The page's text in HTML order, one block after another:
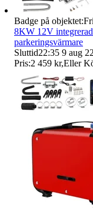
Badge på objektet:
8KW 12V
parkeringsvärmare
Sluttid22:35 9 aug
Pris:2 459 kr,Eller